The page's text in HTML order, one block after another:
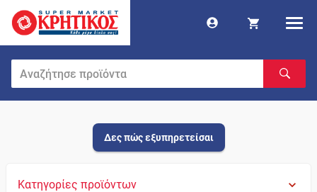
Δες πώς εξυπηρετείσαι
Κατηγορίες προϊόντων